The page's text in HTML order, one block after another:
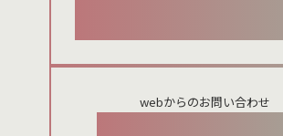
webからのお問い合わせ